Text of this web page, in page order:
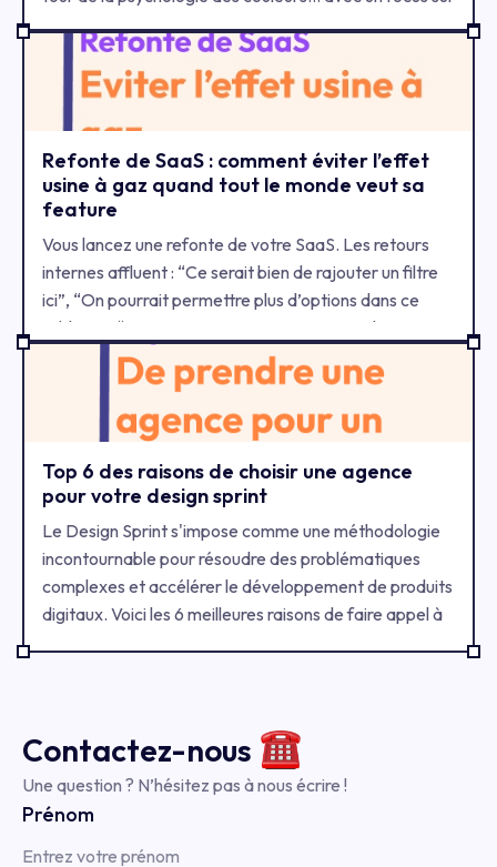
les interfaces !
Refonte de SaaS : comment éviter l’effet
usine à gaz quand tout le monde veut sa
feature
Vous lancez une refonte de votre SaaS. Les retours
internes affluent : “Ce serait bien de rajouter un filtre
ici”, “On pourrait permettre plus d’options dans ce
tableau”, “Est-ce qu’on ne pourrait pas rendre ça
paramétrable ?”…
Top 6 des raisons de choisir une agence
pour votre design sprint
Le Design Sprint s'impose comme une méthodologie
incontournable pour résoudre des problématiques
complexes et accélérer le développement de produits
digitaux. Voici les 6 meilleures raisons de faire appel à
Contactez-nous
Une question ? N’hésitez pas à nous écrire !
Prénom